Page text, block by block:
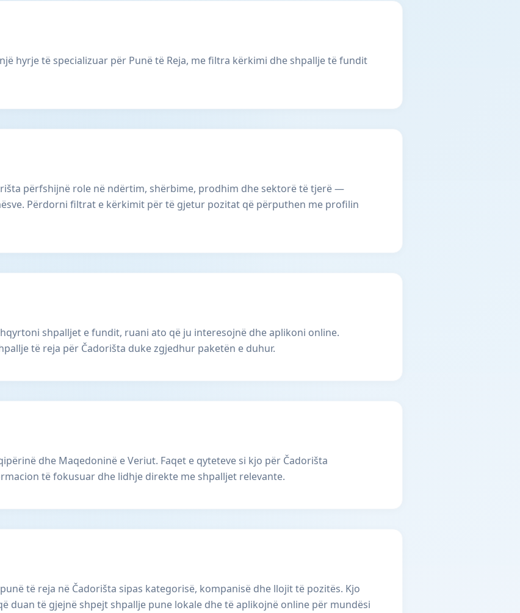
hyrje të specializuar për Punë të Reja, me filtra kërkimi dhe shpallje të fundit
përfshijnë role në ndërtim, shërbime, prodhim dhe sektorë të tjerë —
Përdorni filtrat e kërkimit për të gjetur pozitat që përputhen me profilin
shpalljet e fundit, ruani ato që ju interesojnë dhe aplikoni online.
të reja për Čadorišta duke zgjedhur paketën e duhur.
dhe Maqedoninë e Veriut. Faqet e qyteteve si kjo për Čadorišta
të fokusuar dhe lidhje direkte me shpalljet relevante.
të reja në Čadorišta sipas kategorisë, kompanisë dhe llojit të pozitës. Kjo
duan të gjejnë shpejt shpallje pune lokale dhe të aplikojnë online për mundësi